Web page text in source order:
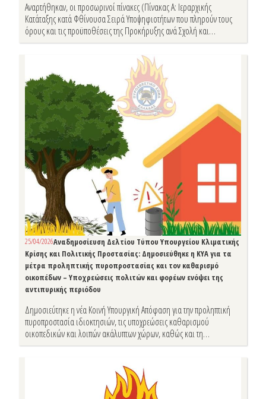
Αναρτήθηκαν, οι προσωρινοί πίνακες (Πίνακας Α: Ιεραρχικής
Κατάταξης κατά Φθίνουσα Σειρά Υποψηφιοτήτων που πληρούν τους
όρους και τις προϋποθέσεις της Προκήρυξης ανά Σχολή και
μάθημα και Πίνακας Β: Υποψηφιοτήτων που δεν πληρούν τους
όρους και τις προϋποθέσεις της Προκήρυξης ανά Σχολή και
μάθημα), που αφορούν την Προκήρυξη θέσεων για τον ορισμό
διδακτικού προσωπικού στις Σχολές Αξιωματικών, Πυροσβεστών,
Επιμόρφωσης και Μετεκπαίδευσης και Επαγγελματικής
Μετεκπαίδευσης Επιτελών - Στελεχών της Πυροσβεστικής Ακαδημίας
(ΠΥΡ.Α) για το ακαδημαϊκό έτος 2026-2027.
25/04/2026Αναδημοσίευση Δελτίου Τύπου Υπουργείου Κλιματικής
Κρίσης και Πολιτικής Προστασίας: Δημοσιεύθηκε η ΚΥΑ για τα
μέτρα προληπτικής πυροπροστασίας και τον καθαρισμό
οικοπέδων – Υποχρεώσεις πολιτών και φορέων ενόψει της
αντιπυρικής περιόδου
Δημοσιεύτηκε η νέα Κοινή Υπουργική Απόφαση για την προληπτική
πυροπροστασία ιδιοκτησιών, τις υποχρεώσεις καθαρισμού
οικοπεδικών και λοιπών ακάλυπτων χώρων, καθώς και τη
λειτουργία του Εθνικού Μητρώου Τήρησης Μέτρων Προληπτικής